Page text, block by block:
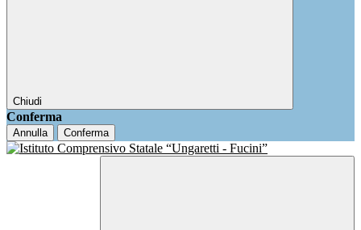
Chiudi
Conferma
Annulla Conferma